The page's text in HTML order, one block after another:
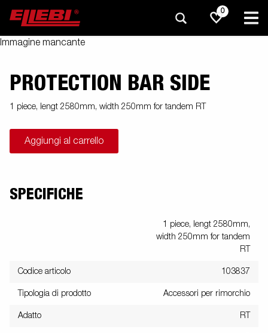
0
Immagine mancante
PROTECTION BAR SIDE
1 piece, lengt 2580mm, width 250mm for tandem RT
Aggiungi al carrello
SPECIFICHE
1 piece, lengt 2580mm,
width 250mm for tandem
RT
Codice articolo 103837
Tipologia di prodotto Accessori per rimorchio
Adatto RT